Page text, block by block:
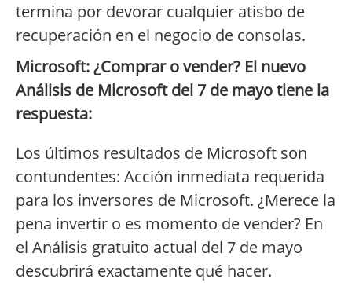
termina por devorar cualquier atisbo de
recuperación en el negocio de consolas.
Microsoft: ¿Comprar o vender? El nuevo
Análisis de Microsoft del 7 de mayo tiene la
respuesta:
Los últimos resultados de Microsoft son
contundentes: Acción inmediata requerida
para los inversores de Microsoft. ¿Merece la
pena invertir o es momento de vender? En
el Análisis gratuito actual del 7 de mayo
descubrirá exactamente qué hacer.